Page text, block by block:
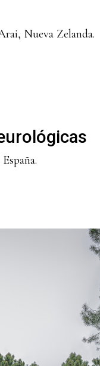
Nueva Zelanda.